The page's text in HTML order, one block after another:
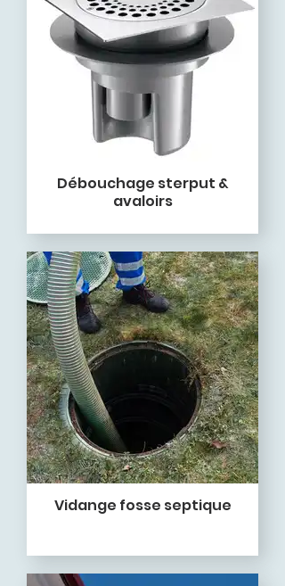
Débouchage sterput &
avaloirs
Vidange fosse septique